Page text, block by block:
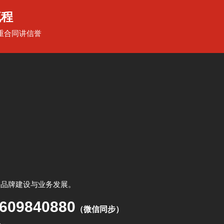
合同讲信誉
牌建设与业务发展。
（微信同步）